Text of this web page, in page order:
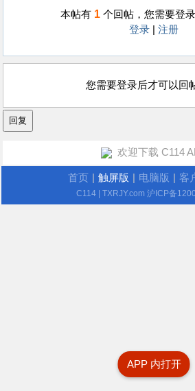
本帖有 1 个回帖，您需要登
登录
注册
您需要登录后才可以回
APP 内打开
欢迎下载 C114
首页 触屏版 电脑版 客
C114 | TXRJY.com 沪ICP备